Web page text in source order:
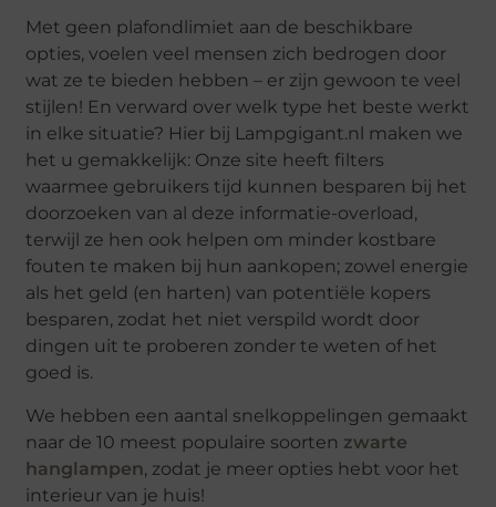
Met geen plafondlimiet aan de beschikbare
opties, voelen veel mensen zich bedrogen door
wat ze te bieden hebben – er zijn gewoon te veel
stijlen! En verward over welk type het beste werkt
in elke situatie? Hier bij Lampgigant.nl maken we
het u gemakkelijk: Onze site heeft filters
waarmee gebruikers tijd kunnen besparen bij het
doorzoeken van al deze informatie-overload,
terwijl ze hen ook helpen om minder kostbare
fouten te maken bij hun aankopen; zowel energie
als het geld (en harten) van potentiële kopers
besparen, zodat het niet verspild wordt door
dingen uit te proberen zonder te weten of het
goed is.
We hebben een aantal snelkoppelingen gemaakt
naar de 10 meest populaire soorten zwarte
hanglampen, zodat je meer opties hebt voor het
interieur van je huis!